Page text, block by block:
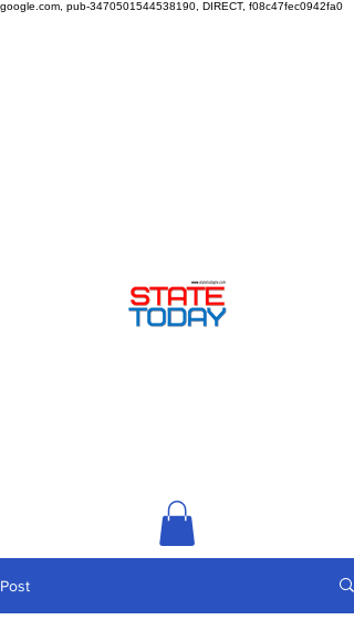
google.com, pub-3470501544538190, DIRECT, f08c47fec0942fa0
Post